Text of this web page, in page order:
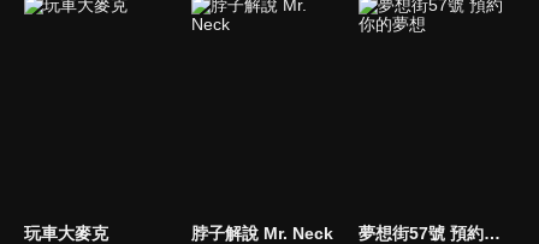
玩車大麥克 脖子解說 Mr. Neck 夢想街57號 預約你的夢想